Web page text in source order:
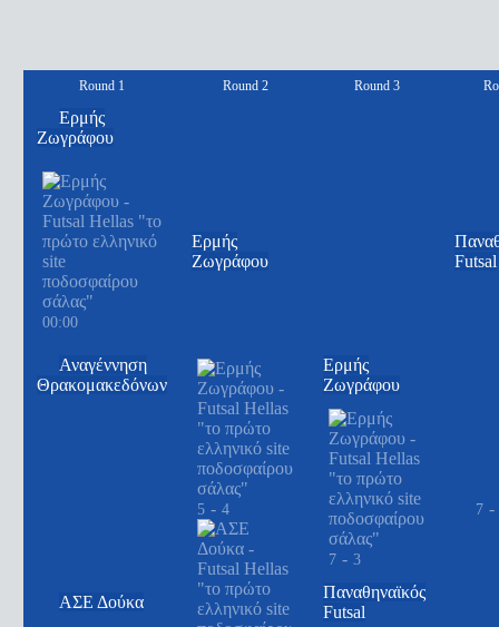
Round 1 Round 2 Round 3
Ερμής
Ζωγράφου
00:00
Ερμής
Ζωγράφου
Futsal
5 - 4 7 -
Αναγέννηση
Θρακομακεδόνων
Ερμής
Ζωγράφου
7 - 3
ΑΣΕ Δούκα
Παναθηναϊκός
Futsal